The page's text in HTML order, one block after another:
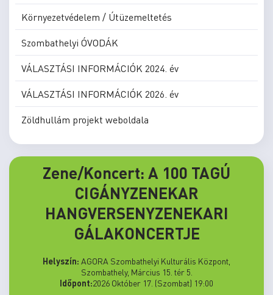
Környezetvédelem / Útüzemeltetés
Szombathelyi ÓVODÁK
VÁLASZTÁSI INFORMÁCIÓK 2024. év
VÁLASZTÁSI INFORMÁCIÓK 2026. év
Zöldhullám projekt weboldala
Zene/Koncert: A 100 TAGÚ
CIGÁNYZENEKAR
HANGVERSENYZENEKARI
GÁLAKONCERTJE
Helyszín: AGORA Szombathelyi Kulturális Központ,
Szombathely, Március 15. tér 5.
Időpont:2026 Október 17. (Szombat) 19:00